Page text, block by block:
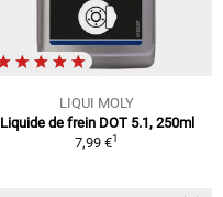
LIQUI MOLY
Liquide de frein DOT 5.1, 250ml
7,99 €1